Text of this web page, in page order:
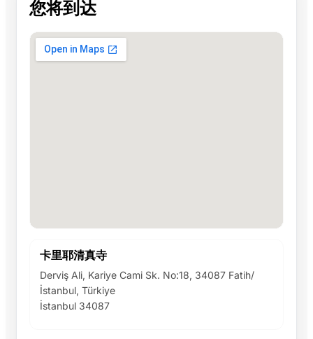
您将到达
卡里耶清真寺
Derviş Ali, Kariye Cami Sk. No:18, 34087 Fatih/
İstanbul, Türkiye
İstanbul 34087